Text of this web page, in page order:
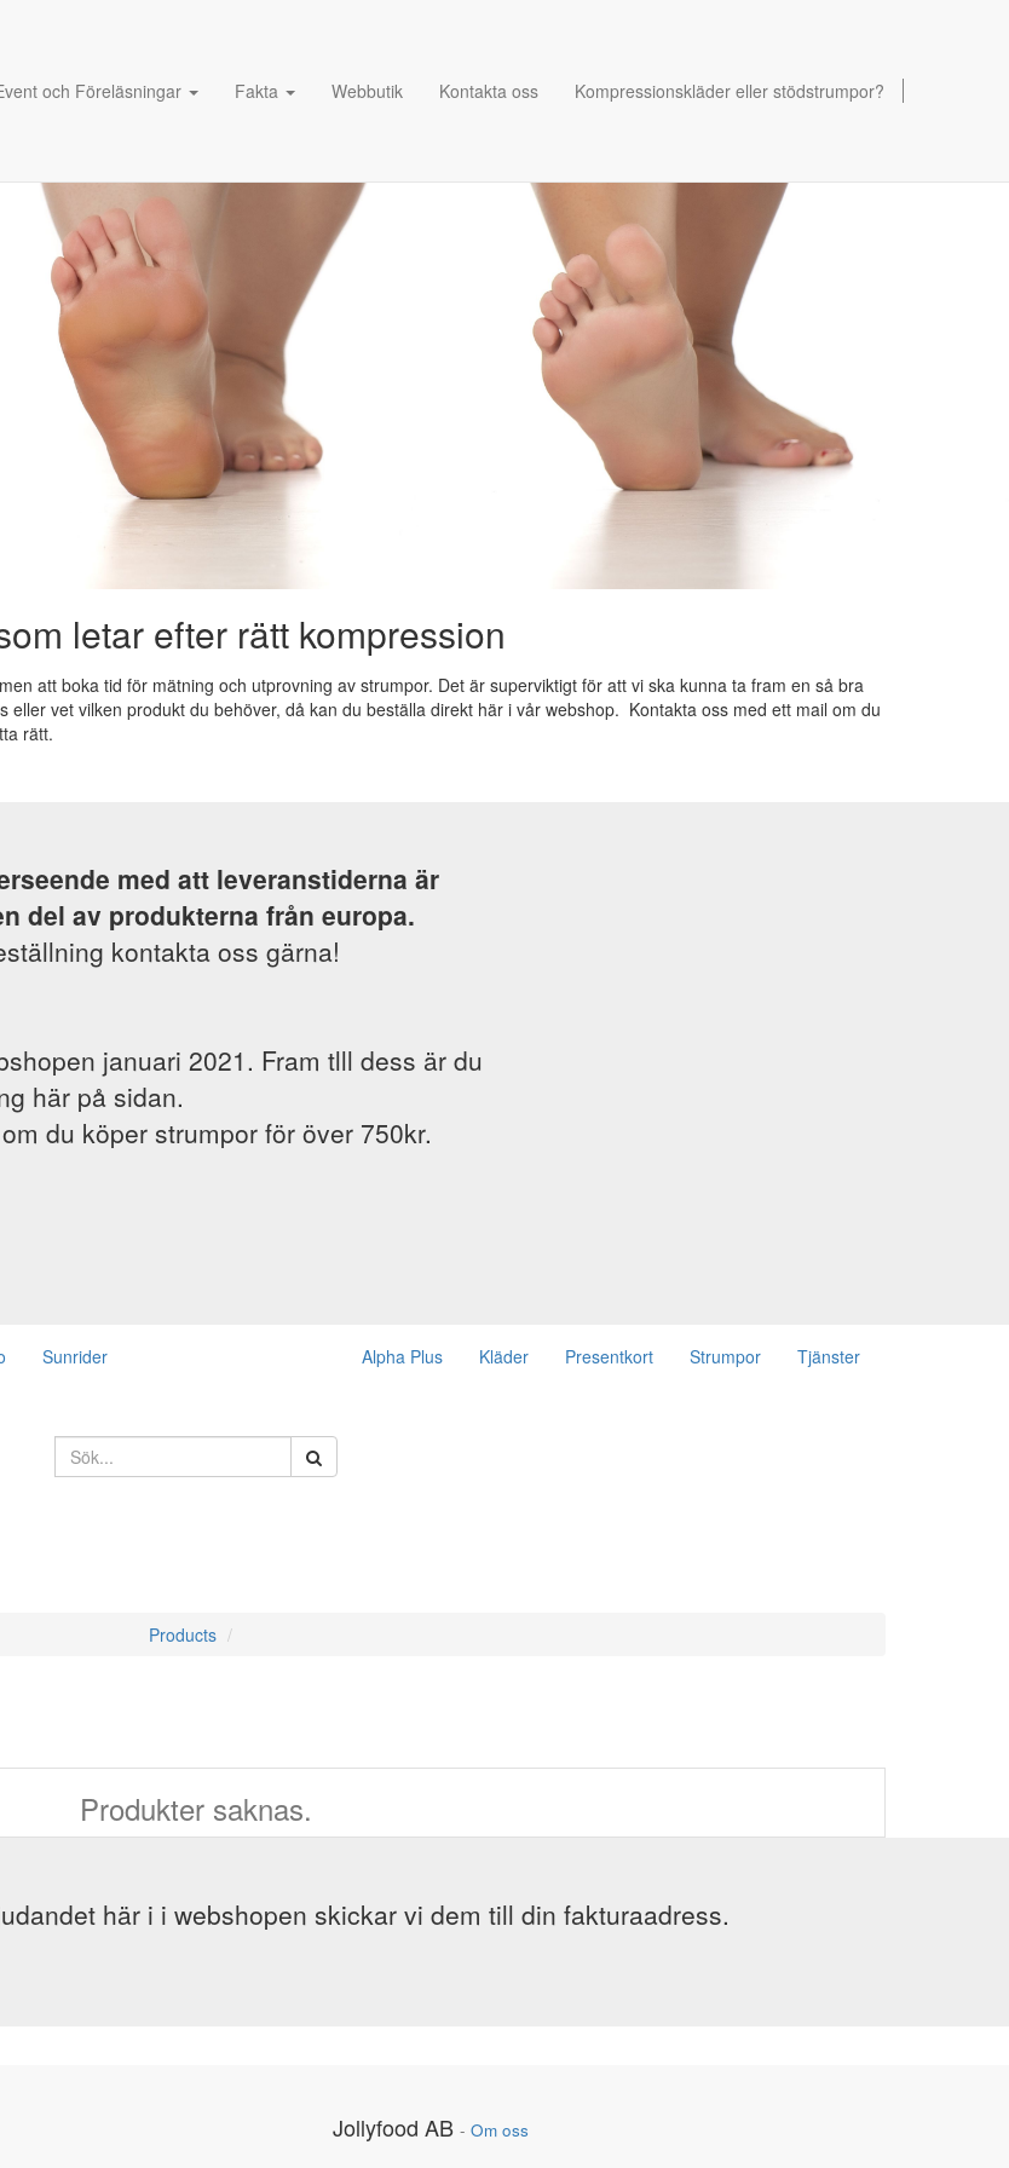
och Föreläsningar Fakta Webbutik Kontakta oss Kompressionskläder eller stödstrumpor?
letar efter rätt kompression
att boka tid för mätning och utprovning av strumpor. Det är superviktigt för att vi ska kunna ta fram en så bra
vet vilken produkt du behöver, då kan du beställa direkt här i vår webshop. Kontakta oss med ett mail om du
rätt.
med att leveranstiderna är
del av produkterna från europa.
kontakta oss gärna!
januari 2021. Fram tlll dess är du
här på sidan.
du köper strumpor för över 750kr.
Sunrider Alpha Plus Kläder Presentkort Strumpor Tjänster
Products
Produkter saknas.
här i i webshopen skickar vi dem till din fakturaadress.
Jollyfood AB - Om oss